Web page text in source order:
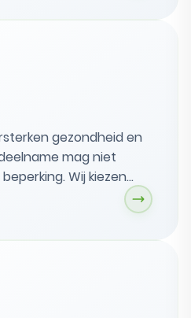
duurzaam gedrag moet
gezondheid en
mag niet
Wij kiezen
voor iedereen en voor
onder meer via een
bij fondsen.